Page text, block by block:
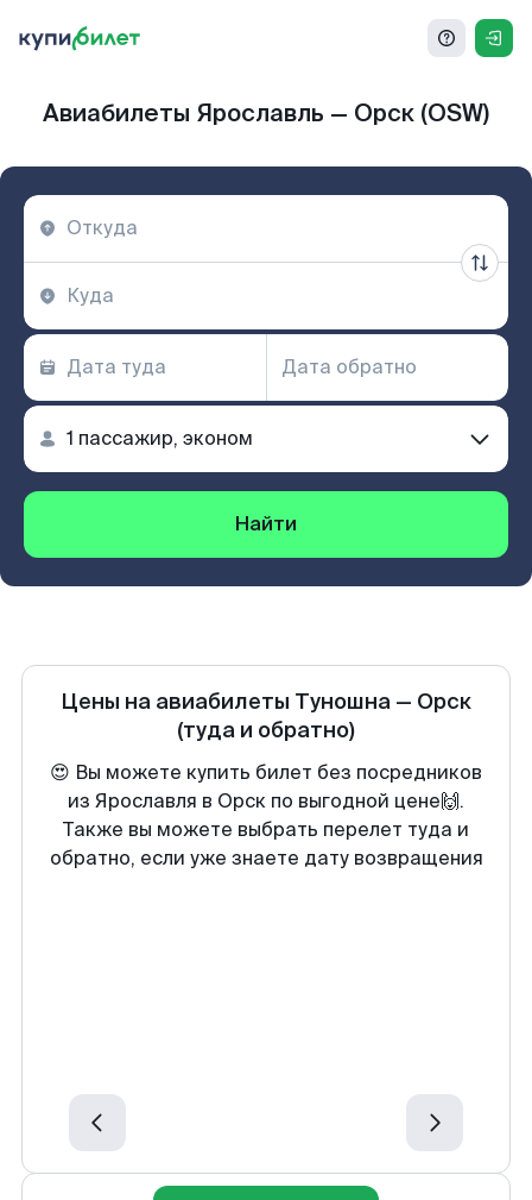
Авиабилеты Ярославль — Орск (OSW)
Найти
Цены на авиабилеты Туношна — Орск
(туда и обратно)
😍 Вы можете купить билет без посредников
из Ярославля в Орск по выгодной цене🙌.
Также вы можете выбрать перелет туда и
обратно, если уже знаете дату возвращения